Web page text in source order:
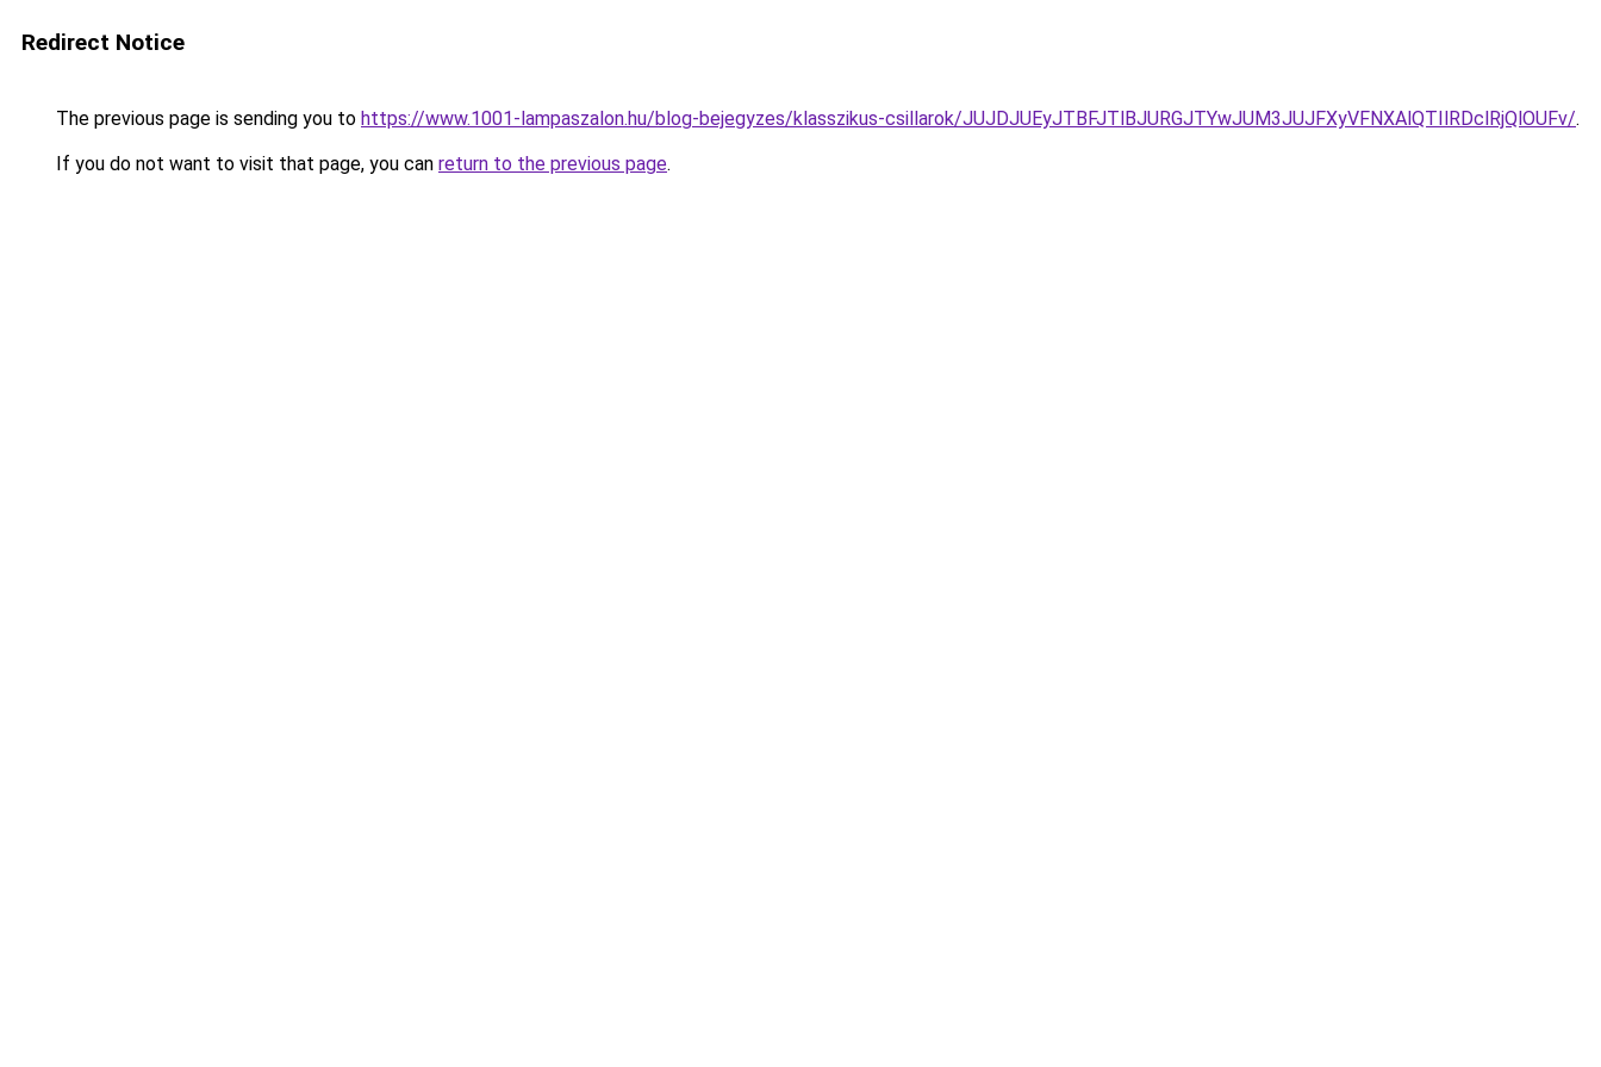
Redirect Notice
The previous page is sending you to https://www.1001-lampaszalon.hu/blog-bejegyzes/klasszikus-csillarok/JUJDJUEyJTBFJTlBJURGJTYwJUM3JUJFXyVFNXAlQTIlRDclRjQlOUFv/.
If you do not want to visit that page, you can return to the previous page.